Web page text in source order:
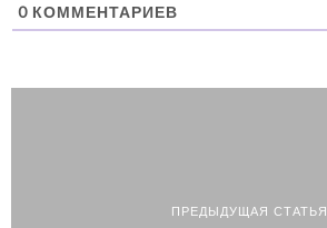
0 КОММЕНТАРИЕВ
ПРЕДЫДУЩАЯ СТАТЬЯ